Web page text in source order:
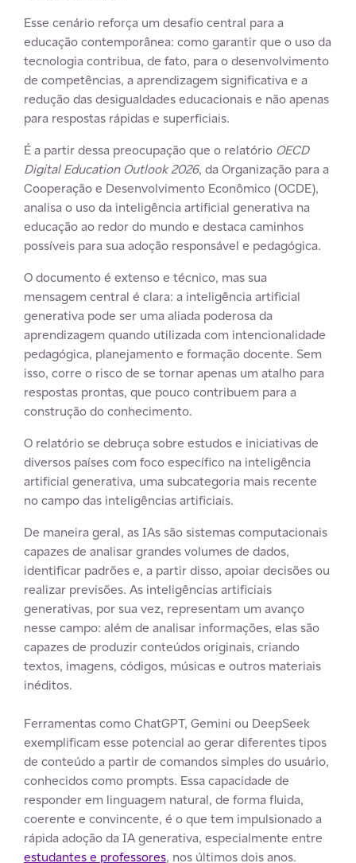
Esse cenário reforça um desafio central para a
educação contemporânea: como garantir que o uso da
tecnologia contribua, de fato, para o desenvolvimento
de competências, a aprendizagem significativa e a
redução das desigualdades educacionais e não apenas
para respostas rápidas e superficiais.
É a partir dessa preocupação que o relatório OECD
Digital Education Outlook 2026, da Organização para a
Cooperação e Desenvolvimento Econômico (OCDE),
analisa o uso da inteligência artificial generativa na
educação ao redor do mundo e destaca caminhos
possíveis para sua adoção responsável e pedagógica.
O documento é extenso e técnico, mas sua
mensagem central é clara: a inteligência artificial
generativa pode ser uma aliada poderosa da
aprendizagem quando utilizada com intencionalidade
pedagógica, planejamento e formação docente. Sem
isso, corre o risco de se tornar apenas um atalho para
respostas prontas, que pouco contribuem para a
construção do conhecimento.
O relatório se debruça sobre estudos e iniciativas de
diversos países com foco específico na inteligência
artificial generativa, uma subcategoria mais recente
no campo das inteligências artificiais.
De maneira geral, as IAs são sistemas computacionais
capazes de analisar grandes volumes de dados,
identificar padrões e, a partir disso, apoiar decisões ou
realizar previsões. As inteligências artificiais
generativas, por sua vez, representam um avanço
nesse campo: além de analisar informações, elas são
capazes de produzir conteúdos originais, criando
textos, imagens, códigos, músicas e outros materiais
inéditos.
Ferramentas como ChatGPT, Gemini ou DeepSeek
exemplificam esse potencial ao gerar diferentes tipos
de conteúdo a partir de comandos simples do usuário,
conhecidos como prompts. Essa capacidade de
responder em linguagem natural, de forma fluida,
coerente e convincente, é o que tem impulsionado a
rápida adoção da IA generativa, especialmente entre
estudantes e professores, nos últimos dois anos.